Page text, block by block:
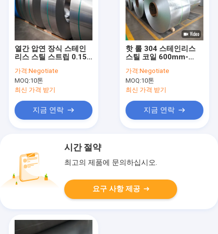
열간 압연 장식 스테인
리스 스틸 스트립 0.15-
가격:Negotiate
MOQ:10톤
최신 가격 받기
지금 연락
핫 롤 304 스테인리스
스틸 코일 600mm-
AISI
가격:Negotiate
MOQ:10톤
최신 가격 받기
지금 연락
시간 절약
최고의 제품에 문의하십시오.
요구 사항 제공